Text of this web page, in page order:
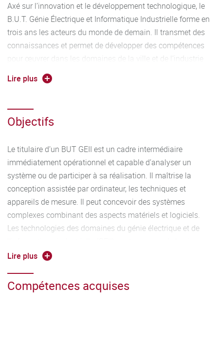
Axé sur l’innovation et le développement technologique, le
B.U.T. Génie Électrique et Informatique Industrielle forme en
trois ans les acteurs du monde de demain. Il transmet des
connaissances et permet de développer des compétences
pour œuvrer dans les domaines de la ville et de l’industrie
du futur, des réseaux intelligents et connectés, des
transports et de l’électromobilité, de l’aéronautique, des
l’énergie, de la santé, de l'audiovisuel, de la robotique, du
spatial, etc.
Lire plus
Objectifs
Le titulaire d’un BUT GEII est un cadre intermédiaire
immédiatement opérationnel et capable d’analyser un
système ou de participer à sa réalisation. Il maîtrise la
conception assistée par ordinateur, les techniques et
appareils de mesure. Il peut concevoir des systèmes
complexes combinant des aspects matériels et logiciels.
Les technologies des domaines du génie électrique et de
quotidienne et des enjeux sociétaux et environnementaux.
maison, de la ville, de l’entreprise quelle que soit sa taille,
aussi bien publique que privée, de la santé et jusqu’aux
Lire plus
Compétences acquises